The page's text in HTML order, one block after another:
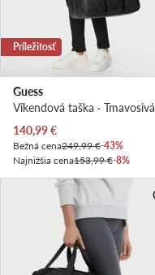
Príležitosť
Guess
Víkendová taška · Tmavosivá
Aktuálna cena
140,99€
Bežná cena249,99 €-43%
Najnižšia cena153,99 €-8%